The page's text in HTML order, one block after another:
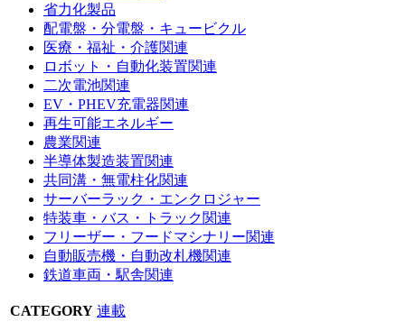
省力化製品
配電盤・分電盤・キュービクル
医療・福祉・介護関連
ロボット・自動化装置関連
二次電池関連
EV・PHEV充電器関連
再生可能エネルギー
農業関連
半導体製造装置関連
共同溝・無電柱化関連
サーバーラック・エンクロジャー
特装車・バス・トラック関連
フリーザー・フードマシナリー関連
自動販売機・自動改札機関連
鉄道車両・駅舎関連
CATEGORY 連載